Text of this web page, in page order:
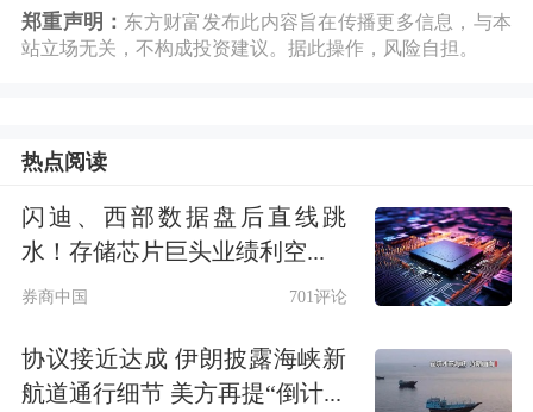
头企业。然而，近年来，随着消费电子
行业波动以及国际贸易摩擦加剧，这项
重的包袱。
尤其在2024年底被美国列入“实体清
单”后，其产品集成业务的供应链和客
少。为此，闻泰科技启动了重大资产出
郑重声明： 东方财富发布此内容旨在传播更多信息，与本
站立场无关，不构成投资建议。据此操作，风险自担。
热点阅读
闪迪、西部数据盘后直线跳
水！存储芯片巨头业绩利空...
券商中国 701评论
协议接近达成 伊朗披露海峡新
航道通行细节 美方再提“倒计...